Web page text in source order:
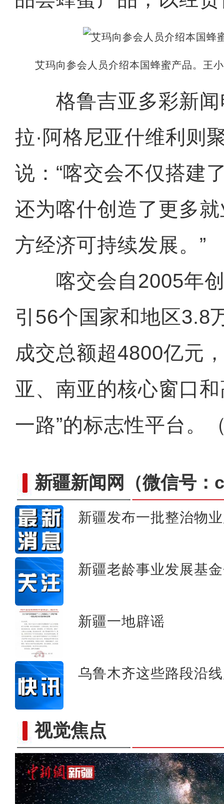
艾玛向参会人员介绍本国蜂蜜产品。王
格鲁吉亚多彩新闻
拉·阿格尼亚什维利则
说：“喀交会不仅搭建
还为喀什创造了更多
方经济可持续发展。”
喀交会自2005年创
引56个国家和地区3.8
成交总额超4800亿元
亚、南亚的核心窗口
一路”的标志性平台。
新疆新闻网 （微信号
新疆发布一批整治物
新疆老龄事业发展基
新疆一地辟谣
乌鲁木齐这些路段沿
视觉焦点新疆库车：数字农业植物工